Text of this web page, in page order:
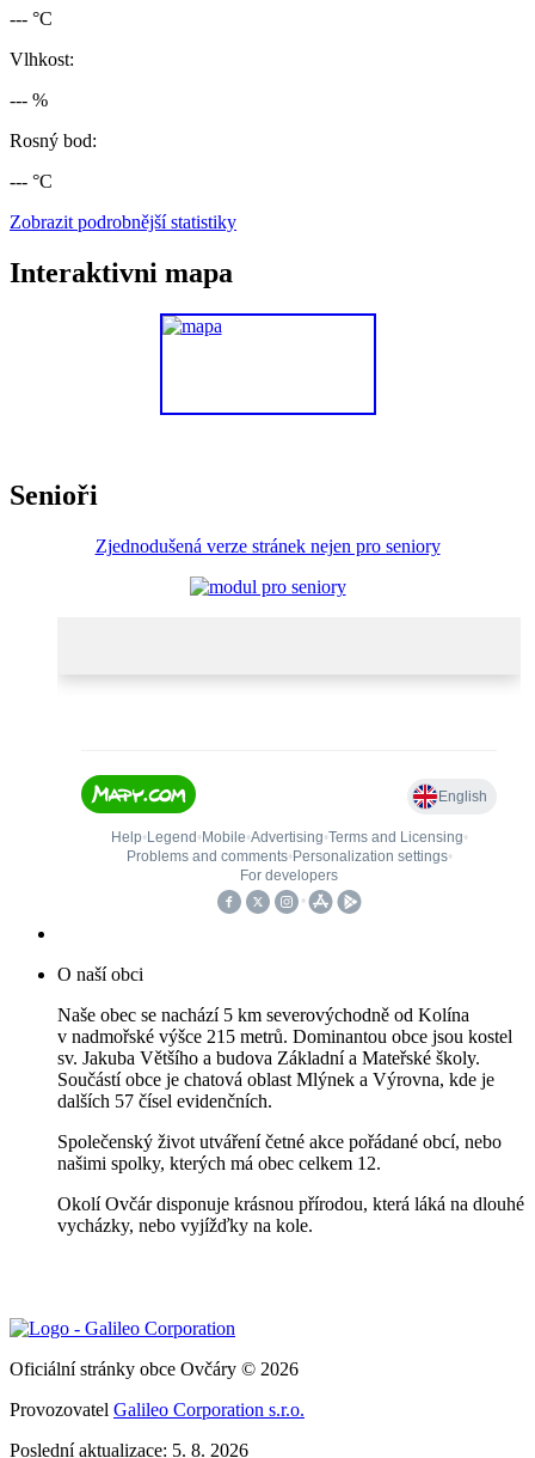
--- °C
Vlhkost:
--- %
Rosný bod:
--- °C
Zobrazit podrobnější statistiky
Interaktivni mapa
Senioři
Zjednodušená verze stránek nejen pro seniory
O naší obci
Naše obec se nachází 5 km severovýchodně od Kolína
v nadmořské výšce 215 metrů. Dominantou obce jsou kostel
sv. Jakuba Většího a budova Základní a Mateřské školy.
Součástí obce je chatová oblast Mlýnek a Výrovna, kde je
dalších 57 čísel evidenčních.
Společenský život utváření četné akce pořádané obcí, nebo
našimi spolky, kterých má obec celkem 12.
Okolí Ovčár disponuje krásnou přírodou, která láká na dlouhé
vycházky, nebo vyjížďky na kole.
Oficiální stránky obce Ovčáry © 2026
Provozovatel Galileo Corporation s.r.o.
Poslední aktualizace: 5. 8. 2026